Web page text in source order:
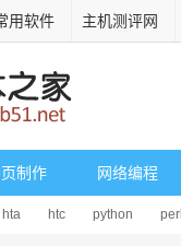
用软件 主机测评网
制作 网络编程
hta htc python perl